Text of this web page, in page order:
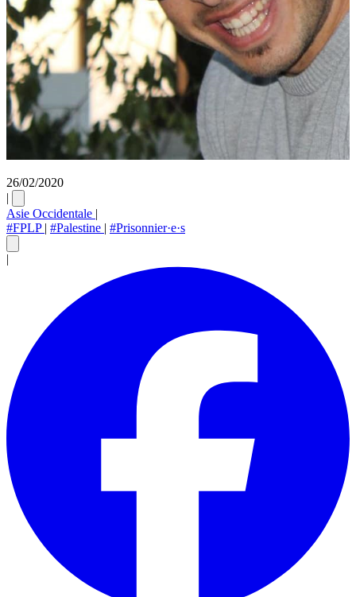
26/02/2020
|
Asie Occidentale |
#FPLP | #Palestine | #Prisonnier·e·s
|